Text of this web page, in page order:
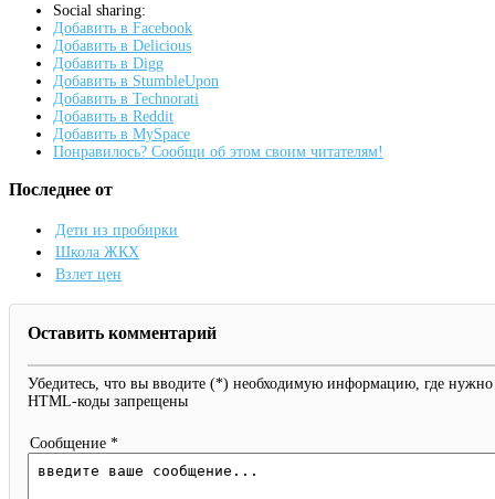
Social sharing:
Добавить в Facebook
Добавить в Delicious
Добавить в Digg
Добавить в StumbleUpon
Добавить в Technorati
Добавить в Reddit
Добавить в MySpace
Понравилось? Сообщи об этом своим читателям!
Последнее от
Дети из пробирки
Школа ЖКХ
Взлет цен
Оставить комментарий
Убедитесь, что вы вводите (*) необходимую информацию, где нужно
HTML-коды запрещены
Сообщение *